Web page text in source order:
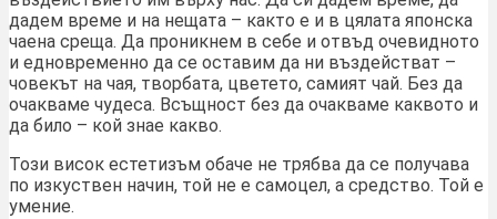
дадем време и на нещата – както е и в цялата японска
чаена среща. Да проникнем в себе и отвъд очевидното
и едновременно да се оставим да ни въздействат –
човекът на чая, творбата, цветето, самият чай. Без да
очакваме чудеса. Всъщност без да очакваме каквото и
да било – кой знае какво.
Този висок естетизъм обаче не трябва да се получава
по изкуствен начин, той не е самоцел, а средство. Той е
умение.